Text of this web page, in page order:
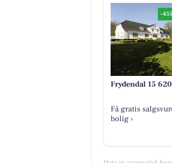
-
Frydendal 15
Få gratis
bolig ›